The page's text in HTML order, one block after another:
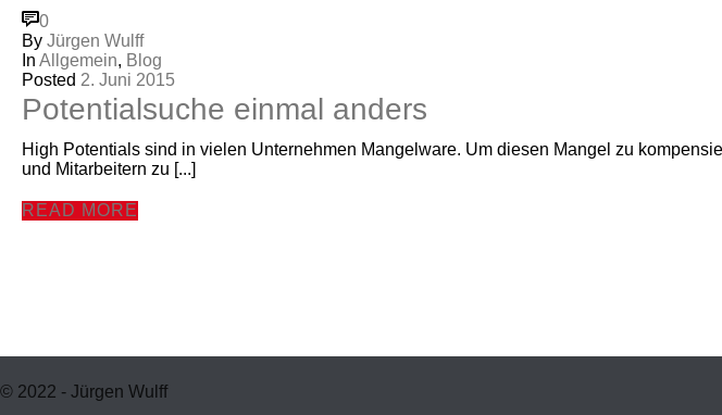
0
By Jürgen Wulff
In Allgemein, Blog
Posted 2. Juni 2015
Potentialsuche einmal anders
High Potentials sind in vielen Unternehmen Mangelware. Um diesen Mangel zu
und Mitarbeitern zu [...]
READ MORE
© 2022 - Jürgen Wulff